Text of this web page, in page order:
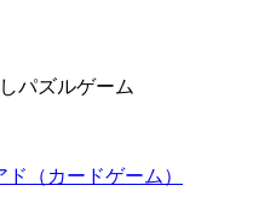
パズルゲーム